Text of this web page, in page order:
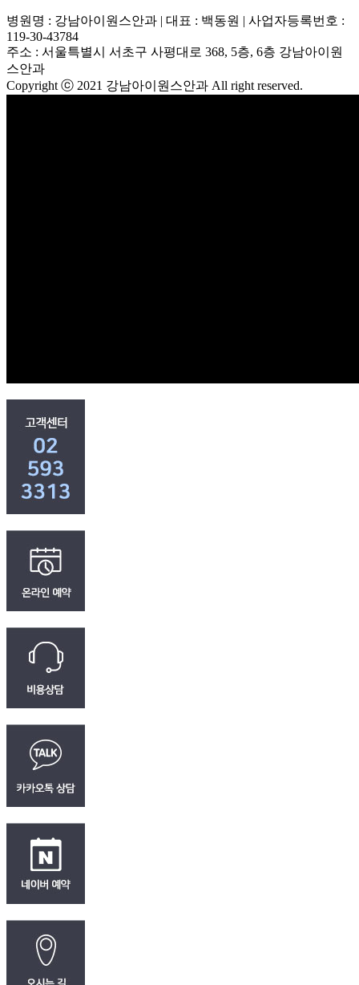
병원명 : 강남아이원스안과 | 대표 : 백동원 | 사업자등록번호 :
119-30-43784
주소 : 서울특별시 서초구 사평대로 368, 5층, 6층 강남아이원
스안과
Copyright ⓒ 2021 강남아이원스안과 All right reserved.